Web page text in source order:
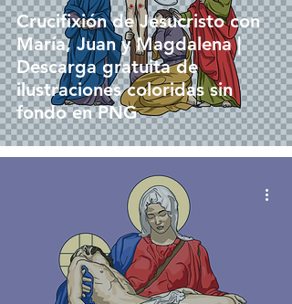
Crucifixión de Jesucristo con
María, Juan y Magdalena |
Descarga gratuita de
ilustraciones coloridas sin
fondo en PNG